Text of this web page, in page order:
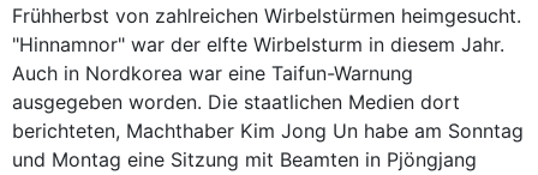
Frühherbst von zahlreichen Wirbelstürmen heimgesucht.
"Hinnamnor" war der elfte Wirbelsturm in diesem Jahr.
Auch in Nordkorea war eine Taifun-Warnung
ausgegeben worden. Die staatlichen Medien dort
berichteten, Machthaber Kim Jong Un habe am Sonntag
und Montag eine Sitzung mit Beamten in Pjöngjang